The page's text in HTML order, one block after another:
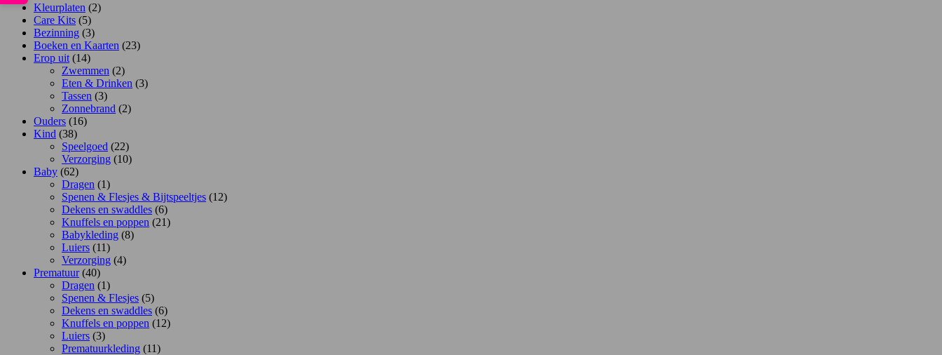
Kleurplaten (2)
Care Kits (5)
Bezinning (3)
Boeken en Kaarten (23)
Erop uit (14)
Zwemmen (2)
Eten & Drinken (3)
Tassen (3)
Zonnebrand (2)
Ouders (16)
Kind (38)
Speelgoed (22)
Verzorging (10)
Baby (62)
Dragen (1)
Spenen & Flesjes & Bijtspeeltjes (12)
Dekens en swaddles (6)
Knuffels en poppen (21)
Babykleding (8)
Luiers (11)
Verzorging (4)
Prematuur (40)
Dragen (1)
Spenen & Flesjes (5)
Dekens en swaddles (6)
Knuffels en poppen (12)
Luiers (3)
Prematuurkleding (11)